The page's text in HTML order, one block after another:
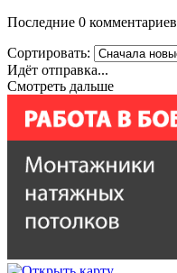
Последние 0 комментариев
Сортировать:
Идёт отправка...
Смотреть дальше